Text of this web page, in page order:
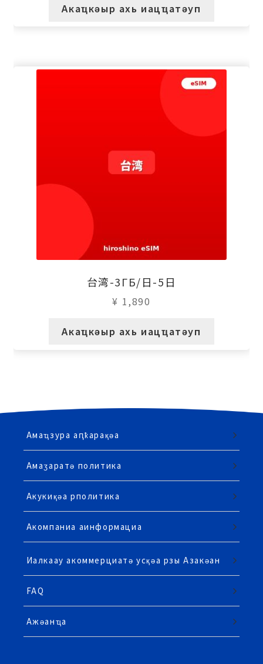
Акаҵкәыр ахь иацҵатәуп
台湾-3ГБ/日-5日
¥ 1,890
Акаҵкәыр ахь иацҵатәуп
Амаҵзура аԥҟарақәа
Амаӡаратә политика
Акукиқәа рполитика
Акомпаниа аинформациа
Иалкаау акоммерциатә усқәа рзы Азакәан
FAQ
Ажәанҵа